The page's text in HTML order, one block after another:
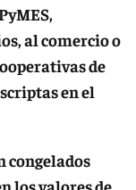
al comercio o
de
en el
congelados
los valores de